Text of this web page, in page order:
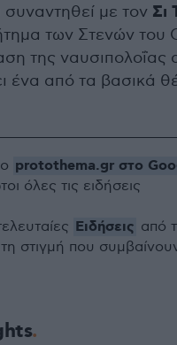
συναντηθεί με τον Σι
των Στενών του
της ναυσιπολοΐας
ένα από τα βασικά
protothema.gr στο
όλες τις ειδήσεις
Ειδήσεις από
στιγμή που